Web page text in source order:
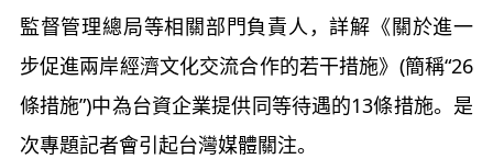
監督管理總局等相關部門負責人，詳解《關於進一
步促進兩岸經濟文化交流合作的若干措施》(簡稱“26
條措施”)中為台資企業提供同等待遇的13條措施。是
次專題記者會引起台灣媒體關注。